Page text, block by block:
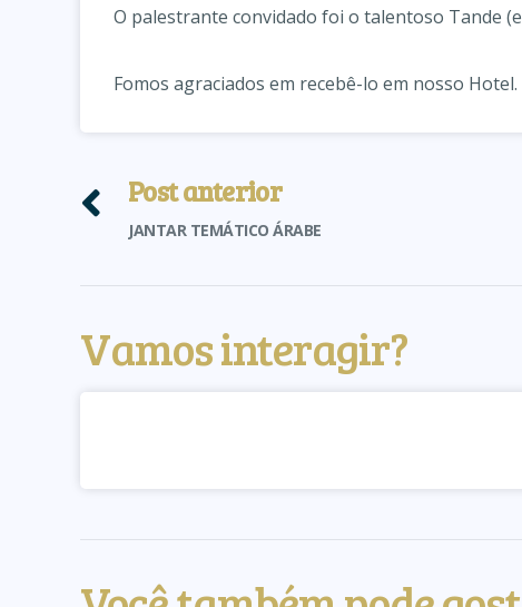
O palestrante convidado foi o talentoso Tande
Fomos agraciados em recebê-lo em nosso Hotel.
Post anterior
JANTAR TEMÁTICO ÁRABE
Vamos interagir?